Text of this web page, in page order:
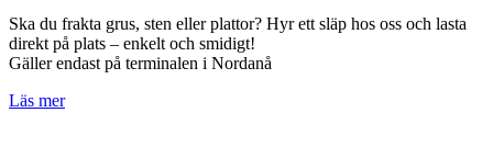
Ska du frakta grus, sten eller plattor? Hyr ett släp hos oss och lasta
direkt på plats – enkelt och smidigt!
Gäller endast på terminalen i Nordanå
Läs mer